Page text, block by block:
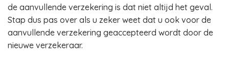
de aanvullende verzekering is dat niet altijd het geval.
Stap dus pas over als u zeker weet dat u ook voor de
aanvullende verzekering geaccepteerd wordt door de
nieuwe verzekeraar.